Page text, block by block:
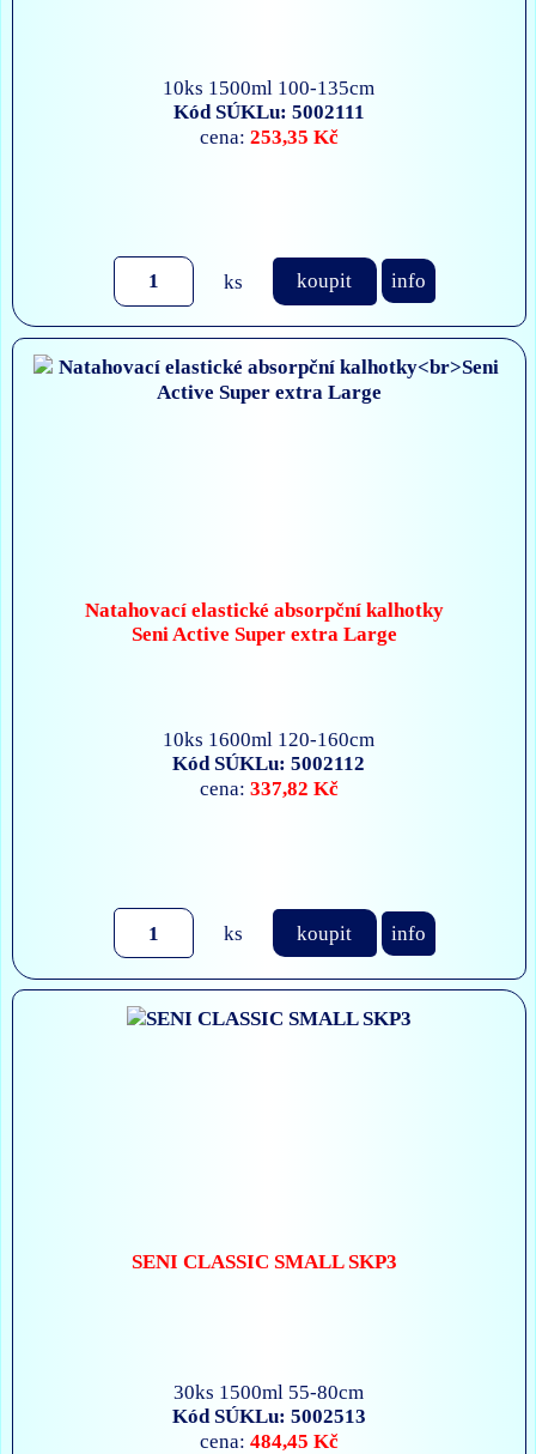
10ks 1500ml 100-135cm
Kód SÚKLu: 5002111
cena: 253,35 Kč
ks koupit info
Natahovací elastické absorpční kalhotky
Seni Active Super extra Large
10ks 1600ml 120-160cm
Kód SÚKLu: 5002112
cena: 337,82 Kč
ks koupit info
SENI CLASSIC SMALL SKP3
30ks 1500ml 55-80cm
Kód SÚKLu: 5002513
cena: 484,45 Kč